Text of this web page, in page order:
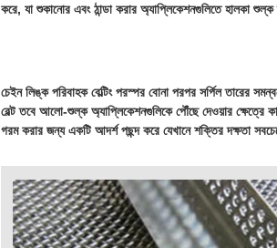
করে, যা শুকানোর এবং ঠান্ডা করার অ্যাপ্লিকেশনগুলিতে হালকা
চেইন লিঙ্ক পরিবাহক বেল্টিং পরস্পর বোনা পরপর সর্পিল তারের
বেল্ট তবে আলো-শুল্ক অ্যাপ্লিকেশনগুলিকে পৌঁছে দেওয়ার ক্ষেত্রে
গরম করার জন্য একটি আদর্শ পছন্দ করে যেখানে শক্তির দক্ষতা